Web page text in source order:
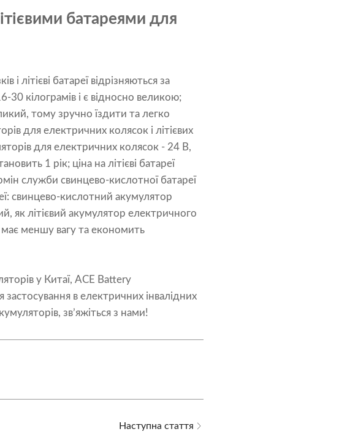
батареями для
і літієві батареївідрізняються за
30 кілограмів і є відносно великою;
тому зручно їздити та легко
для електричних колясок і літієвих
для електричних колясок - 24 В,
1 рік; ціна на літієві батареї
служби свинцево-кислотної батареї
свинцево-кислотний акумулятор
як літієвий акумулятор електричного
має меншу вагу та економить
у Китаї, ACE Battery
застосування в електричних інвалідних
зв’яжіться з нами!
Наступна стаття